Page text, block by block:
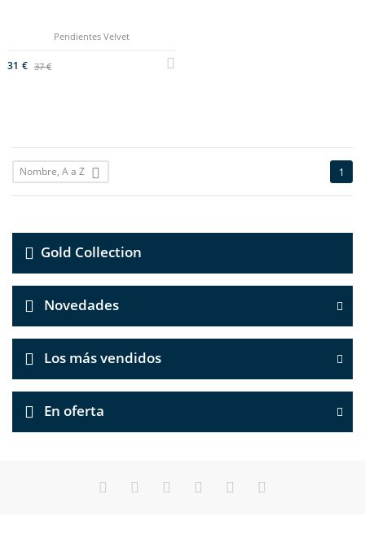
Gold Collection
Novedades
Los más vendidos
En oferta
Pendientes Velvet
31 € 37 €
Nombre, A a Z  1